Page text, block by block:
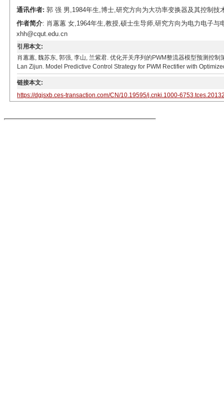
通讯作者: 郭 强 男,1984年生,博士,研究方向为大功率变换器及其控制
作者简介: 肖蕙蕙 女,1964年生,教授,硕士生导师,研究方向为电力电子与
xhh@cqut.edu.cn
引用本文:
肖蕙蕙, 魏苏东, 郭强, 李山, 兰紫君. 优化开关序列的PWM整流器模型预测控
Lan Zijun. Model Predictive Control Strategy for PWM Rectifier with
链接本文:
https://dgjsxb.ces-transaction.com/CN/10.19595/j.cnki.1000-